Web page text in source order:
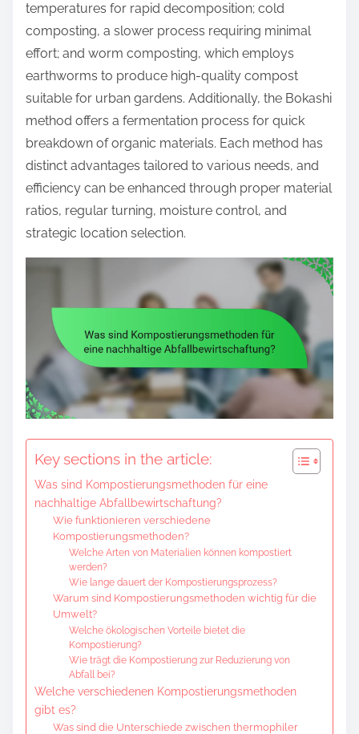
temperatures for rapid decomposition; cold
composting, a slower process requiring minimal
effort; and worm composting, which employs
earthworms to produce high-quality compost
suitable for urban gardens. Additionally, the Bokashi
method offers a fermentation process for quick
breakdown of organic materials. Each method has
distinct advantages tailored to various needs, and
efficiency can be enhanced through proper material
ratios, regular turning, moisture control, and
strategic location selection.
Key sections in the article:
Was sind Kompostierungsmethoden für eine
nachhaltige Abfallbewirtschaftung?
Wie funktionieren verschiedene
Kompostierungsmethoden?
Welche Arten von Materialien können kompostiert
werden?
Wie lange dauert der Kompostierungsprozess?
Warum sind Kompostierungsmethoden wichtig für die
Umwelt?
Welche ökologischen Vorteile bietet die
Kompostierung?
Wie trägt die Kompostierung zur Reduzierung von
Abfall bei?
Welche verschiedenen Kompostierungsmethoden
gibt es?
Was sind die Unterschiede zwischen thermophiler